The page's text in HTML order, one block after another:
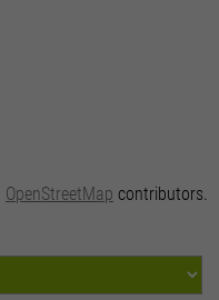
OpenStreetMap contributors.